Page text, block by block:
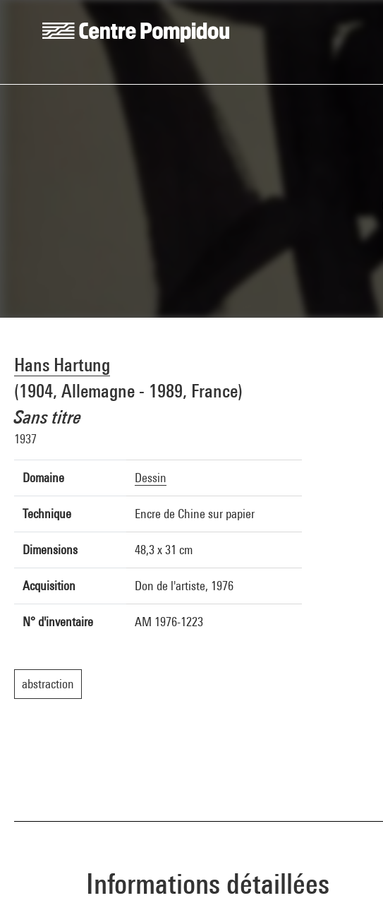
Hans Hartung
(1904, Allemagne - 1989, France)
Sans titre
1937
Domaine Dessin
Technique Encre de Chine sur papier
Dimensions 48,3 x 31 cm
Acquisition Don de l'artiste, 1976
N° d'inventaire AM 1976-1223
abstraction
Informations détaillées